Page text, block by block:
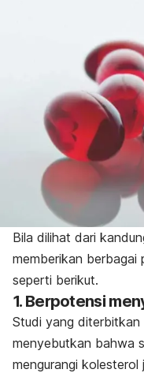
Bila dilihat dari
memberikan berbagai
seperti berikut.
1. Berpotensi
Studi yang diterbitkan
menyebutkan bahwa
mengurangi kolesterol